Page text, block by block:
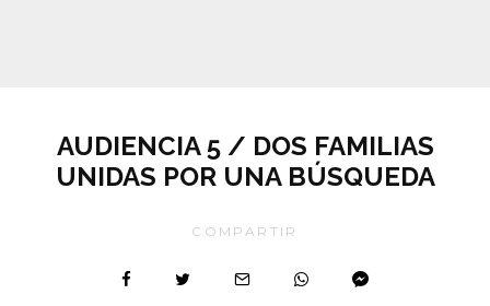
AUDIENCIA 5 / DOS FAMILIAS
UNIDAS POR UNA BÚSQUEDA
COMPARTIR